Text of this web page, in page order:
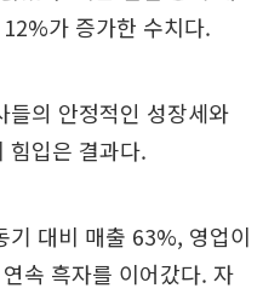
가 증가한 수치다.
들의 안정적인 성장세와
힘입은 결과다.
기 대비 매출 63%, 영업이
속 흑자를 이어갔다. 자